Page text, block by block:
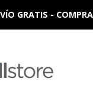
GRATIS -